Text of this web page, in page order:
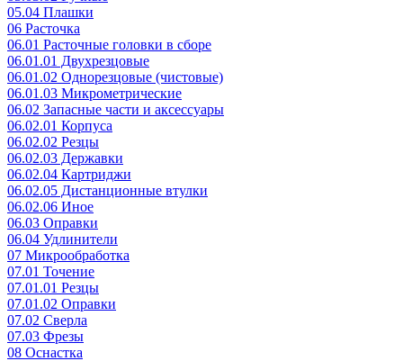
05.04 Плашки
06 Расточка
06.01 Расточные головки в сборе
06.01.01 Двухрезцовые
06.01.02 Однорезцовые (чистовые)
06.01.03 Микрометрические
06.02 Запасные части и аксессуары
06.02.01 Корпуса
06.02.02 Резцы
06.02.03 Державки
06.02.04 Картриджи
06.02.05 Дистанционные втулки
06.02.06 Иное
06.03 Оправки
06.04 Удлинители
07 Микрообработка
07.01 Точение
07.01.01 Резцы
07.01.02 Оправки
07.02 Сверла
07.03 Фрезы
08 Оснастка